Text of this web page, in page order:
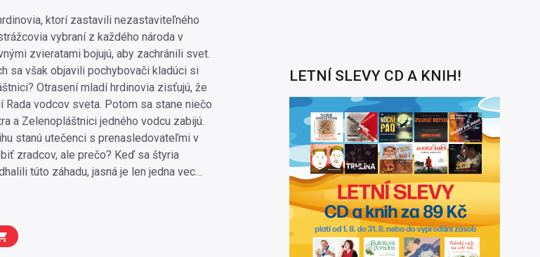
ktorí zastavili nezastaviteľného
vybraní z každého národa v
zvieratami bojujú, aby zachránili svet.
sa však objavili pochybovači kladúci si
Otrasení mladí hrdinovia zisťujú, že
vodcov sveta. Potom sa stane niečo
a Zelenopláštnici jedného vodcu zabijú.
stanú utečenci s prenasledovateľmi v
zradcov, ale prečo? Keď sa štyria
túto záhadu, jasná je len jedna vec…
LETNÍ SLEVY CD A KNIH!